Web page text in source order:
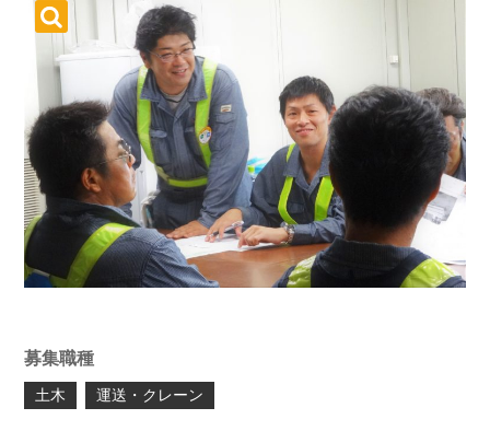
募集職種
土木 運送・クレーン